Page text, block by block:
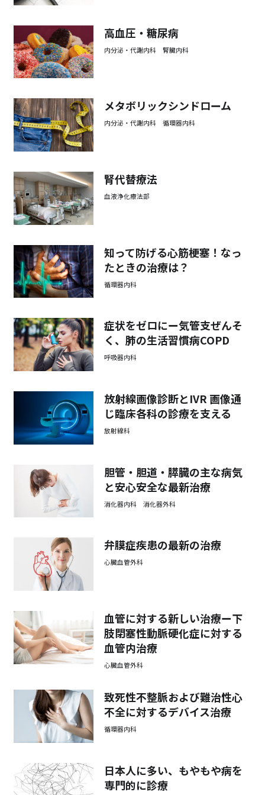
高血圧・糖尿病
内分泌・代謝内科 腎臓内科
メタボリックシンドローム
内分泌・代謝内科 循環器内科
腎代替療法
血液浄化療法部
知って防げる心筋梗塞！なっ
たときの治療は？
循環器内科
症状をゼロにー気管支ぜんそ
く、肺の生活習慣病COPD
呼吸器内科
放射線画像診断とIVR 画像通
じ臨床各科の診療を支える
放射線科
胆管・胆道・膵臓の主な病気
と安心安全な最新治療
消化器内科 消化器外科
弁膜症疾患の最新の治療
心臓血管外科
血管に対する新しい治療ー下
肢閉塞性動脈硬化症に対する
血管内治療
心臓血管外科
致死性不整脈および難治性心
不全に対するデバイス治療
循環器内科
日本人に多い、もやもや病を
専門的に診療